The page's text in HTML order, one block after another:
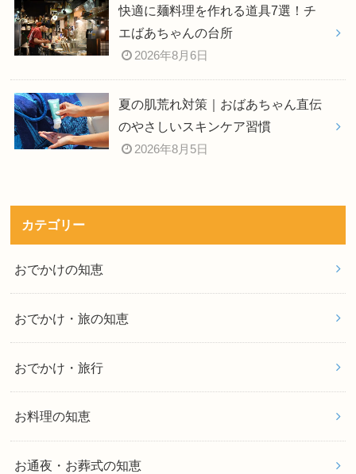
快適に麺料理を作れる道具7選！チ
エばあちゃんの台所
2026年8月6日
夏の肌荒れ対策｜おばあちゃん直伝
のやさしいスキンケア習慣
2026年8月5日
カテゴリー
おでかけの知恵
おでかけ・旅の知恵
おでかけ・旅行
お料理の知恵
お通夜・お葬式の知恵